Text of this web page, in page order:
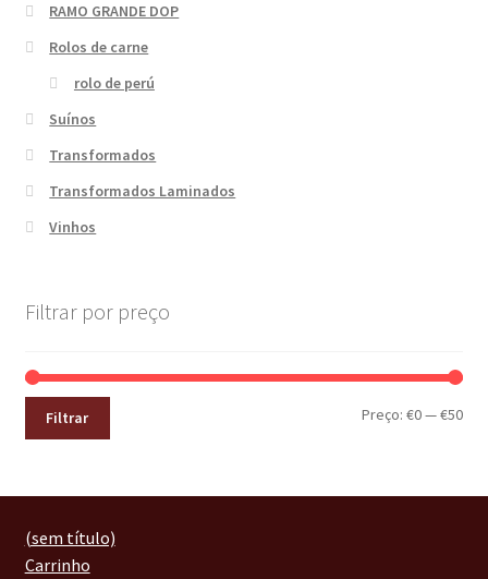
RAMO GRANDE DOP
Rolos de carne
rolo de perú
Suínos
Transformados
Transformados Laminados
Vinhos
Filtrar por preço
Filtrar Preço:€0—€50
(sem título)
Carrinho